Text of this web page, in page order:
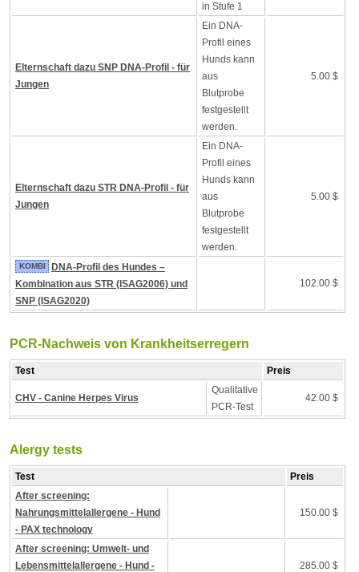
in Stufe 1
Elternschaft dazu SNP DNA-Profil - für
Jungen
Ein DNA-
Profil eines
Hunds kann
aus
Blutprobe
festgestellt
werden.
5.00 $
Elternschaft dazu STR DNA-Profil - für
Jungen
Ein DNA-
Profil eines
Hunds kann
aus
Blutprobe
festgestellt
werden.
5.00 $
KOMBI
DNA-Profil des Hundes –
Kombination aus STR (ISAG2006) und
SNP (ISAG2020)
102.00 $
PCR-Nachweis von Krankheitserregern
Test Preis
CHV - Canine Herpes Virus
Qualitative
PCR-Test
42.00 $
Alergy tests
Test
Preis
After screening:
Nahrungsmittelallergene - Hund
- PAX technology
150.00 $
After screening: Umwelt- und
Lebensmittelallergene - Hund -
285.00 $